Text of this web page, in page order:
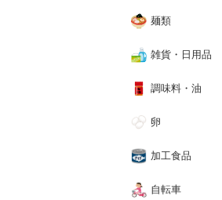
麺類
雑貨・日用品
調味料・油
卵
加工食品
自転車